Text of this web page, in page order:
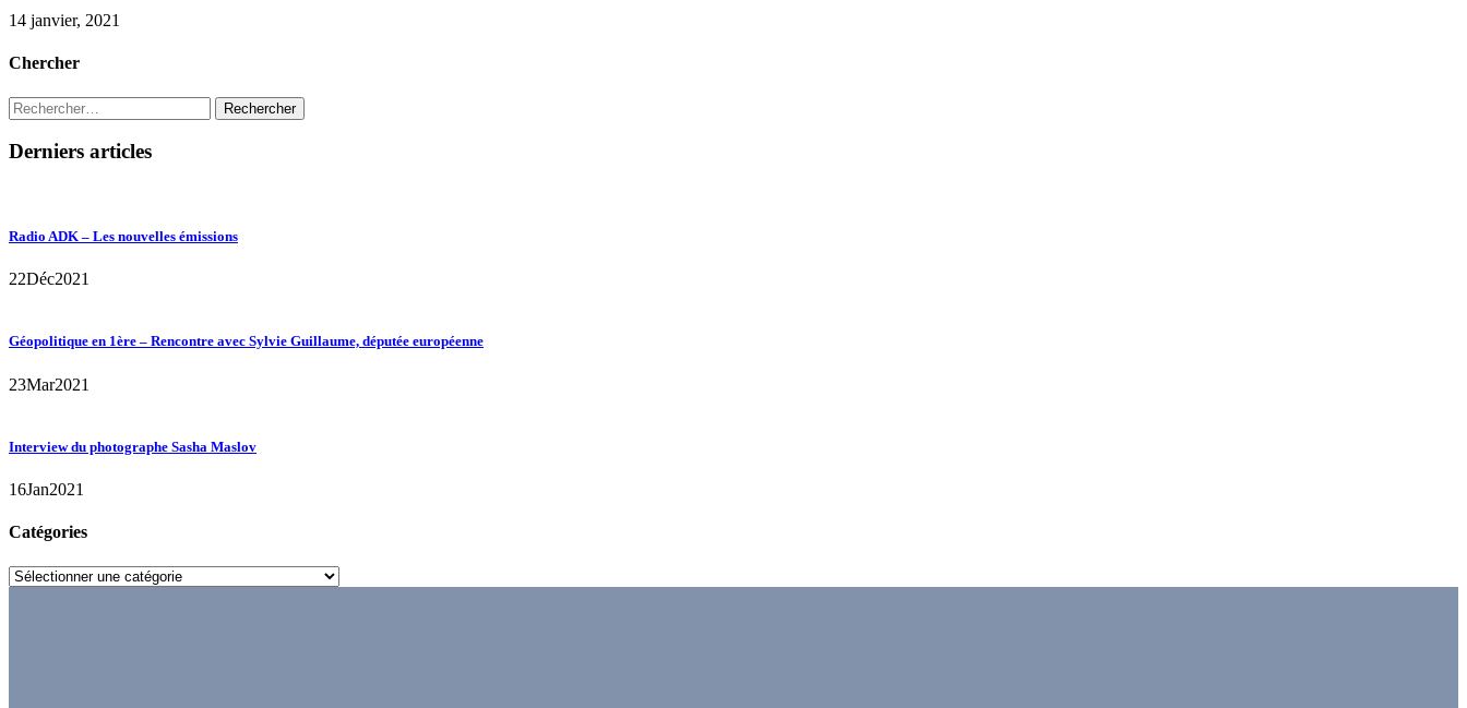
14 janvier, 2021
Chercher
Rechercher :
Derniers articles
Radio ADK – Les nouvelles émissions
22Déc2021
Géopolitique en 1ère – Rencontre avec Sylvie Guillaume, députée européenne
23Mar2021
Interview du photographe Sasha Maslov
16Jan2021
Catégories
Catégories